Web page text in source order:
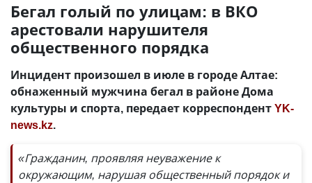
Бегал голый по улицам: в ВКО
арестовали нарушителя
общественного порядка
Инцидент произошел в июле в городе Алтае:
обнаженный мужчина бегал в районе Дома
культуры и спорта, передает корреспондентYK-
news.kz.
«Гражданин, проявляя неуважение к
окружающим, нарушая общественный порядок и